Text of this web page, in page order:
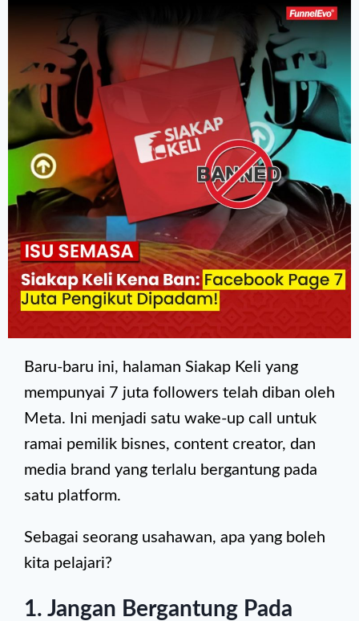
Baru-baru ini, halaman Siakap Keli yang
mempunyai 7 juta followers telah diban oleh
Meta. Ini menjadi satu wake-up call untuk
ramai pemilik bisnes, content creator, dan
media brand yang terlalu bergantung pada
satu platform.
Sebagai seorang usahawan, apa yang boleh
kita pelajari?
1. Jangan Bergantung Pada